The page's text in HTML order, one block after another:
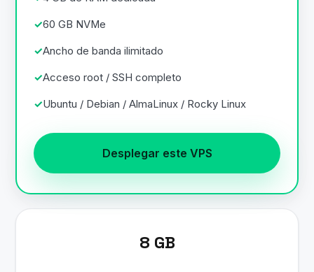
60 GB NVMe
Ancho de banda ilimitado
Acceso root / SSH completo
Ubuntu / Debian / AlmaLinux / Rocky Linux
Desplegar este VPS
8 GB